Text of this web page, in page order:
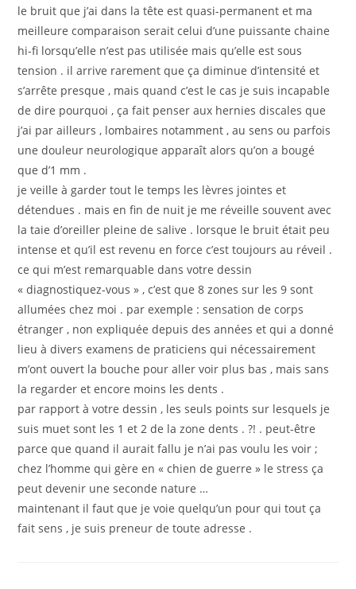
le bruit que j’ai dans la tête est quasi-permanent et ma
meilleure comparaison serait celui d’une puissante chaine
hi-fi lorsqu’elle n’est pas utilisée mais qu’elle est sous
tension . il arrive rarement que ça diminue d’intensité et
s’arrête presque , mais quand c’est le cas je suis incapable
de dire pourquoi , ça fait penser aux hernies discales que
j’ai par ailleurs , lombaires notamment , au sens ou parfois
une douleur neurologique apparaît alors qu’on a bougé
que d’1 mm .
je veille à garder tout le temps les lèvres jointes et
détendues . mais en fin de nuit je me réveille souvent avec
la taie d’oreiller pleine de salive . lorsque le bruit était peu
intense et qu’il est revenu en force c’est toujours au réveil .
ce qui m’est remarquable dans votre dessin
« diagnostiquez-vous » , c’est que 8 zones sur les 9 sont
allumées chez moi . par exemple : sensation de corps
étranger , non expliquée depuis des années et qui a donné
lieu à divers examens de praticiens qui nécessairement
m’ont ouvert la bouche pour aller voir plus bas , mais sans
la regarder et encore moins les dents .
par rapport à votre dessin , les seuls points sur lesquels je
suis muet sont les 1 et 2 de la zone dents . ?! . peut-être
parce que quand il aurait fallu je n’ai pas voulu les voir ;
chez l’homme qui gère en « chien de guerre » le stress ça
peut devenir une seconde nature …
maintenant il faut que je voie quelqu’un pour qui tout ça
fait sens , je suis preneur de toute adresse .